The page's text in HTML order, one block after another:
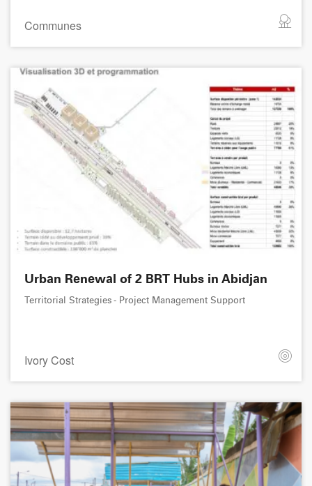
Communes
Urban Renewal of 2 BRT Hubs in Abidjan
Territorial Strategies - Project Management Support
Ivory Cost